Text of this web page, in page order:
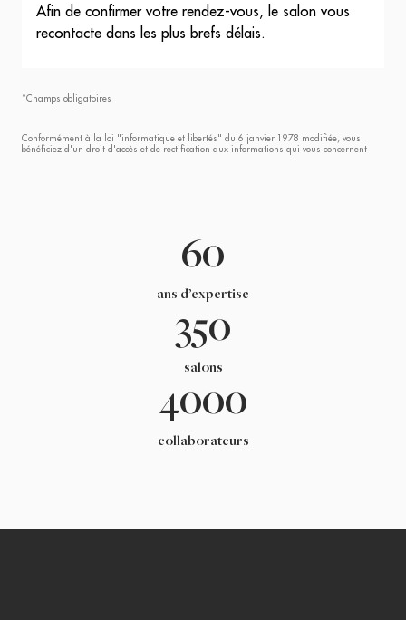
Afin de confirmer votre rendez-vous, le salon vous
recontacte dans les plus brefs délais.
*Champs obligatoires
Conformément à la loi "informatique et libertés" du 6 janvier 1978 modifiée, vous
bénéficiez d'un droit d'accès et de rectification aux informations qui vous concernent
60
ans d’expertise
350
salons
4000
collaborateurs